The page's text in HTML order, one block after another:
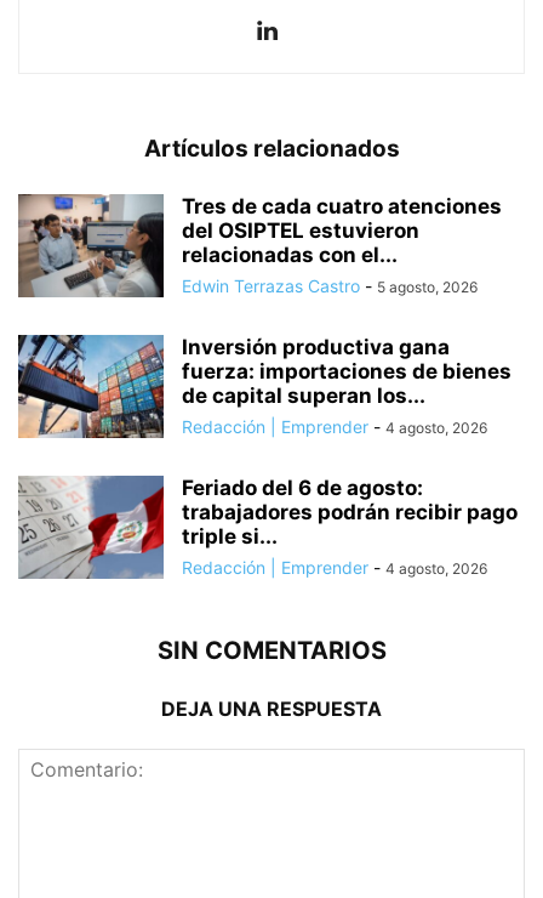
Artículos relacionados
Tres de cada cuatro atenciones
del OSIPTEL estuvieron
relacionadas con el...
Edwin Terrazas Castro - 5 agosto, 2026
Inversión productiva gana
fuerza: importaciones de bienes
de capital superan los...
Redacción | Emprender - 4 agosto, 2026
Feriado del 6 de agosto:
trabajadores podrán recibir pago
triple si...
Redacción | Emprender - 4 agosto, 2026
SIN COMENTARIOS
DEJA UNA RESPUESTA